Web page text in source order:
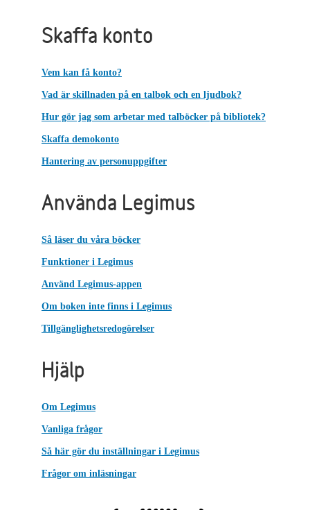
Skaffa konto
Vem kan få konto?
Vad är skillnaden på en talbok och en ljudbok?
Hur gör jag som arbetar med talböcker på bibliotek?
Skaffa demokonto
Hantering av personuppgifter
Använda Legimus
Så läser du våra böcker
Funktioner i Legimus
Använd Legimus-appen
Om boken inte finns i Legimus
Tillgänglighetsredogörelser
Hjälp
Om Legimus
Vanliga frågor
Så här gör du inställningar i Legimus
Frågor om inläsningar